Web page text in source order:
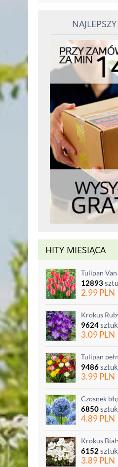
HITY MIESIĄCA
Tulipan
12893
2.99PLN
Krokus
9624
3.09PLN
9486
3.99PLN
Czosnek
6850
4.89PLN
Krokus
6152
3.89PLN